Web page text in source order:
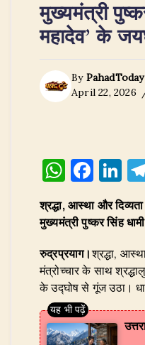
मुख्यमंत्री
महादेव’ के
By PahadToday
April 22, 2026
W
at
s
A
p
p
F
a
c
b
o
o
k
Li
k
dI
n
श्रद्धा, आस्था और
मुख्यमंत्री पुष्कर सिंह
रुद्रप्रयाग।श्रद्धा,
मंत्रोच्चार के साथ
के उद्घोष से गूंज उठा।